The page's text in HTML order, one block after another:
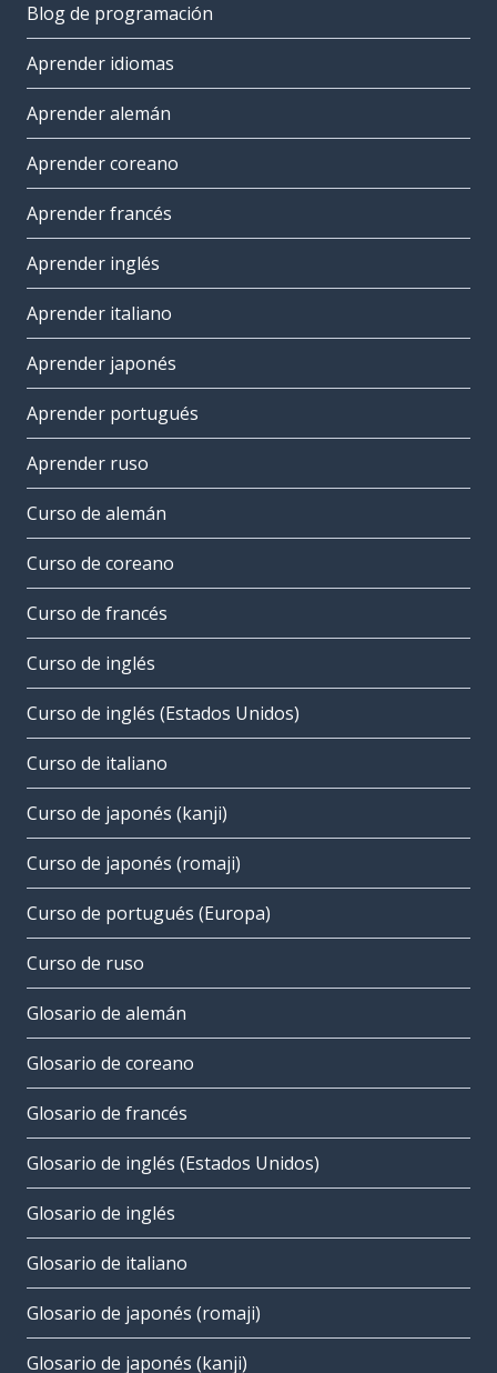
Blog de programación
Aprender idiomas
Aprender alemán
Aprender coreano
Aprender francés
Aprender inglés
Aprender italiano
Aprender japonés
Aprender portugués
Aprender ruso
Curso de alemán
Curso de coreano
Curso de francés
Curso de inglés
Curso de inglés (Estados Unidos)
Curso de italiano
Curso de japonés (kanji)
Curso de japonés (romaji)
Curso de portugués (Europa)
Curso de ruso
Glosario de alemán
Glosario de coreano
Glosario de francés
Glosario de inglés (Estados Unidos)
Glosario de inglés
Glosario de italiano
Glosario de japonés (romaji)
Glosario de japonés (kanji)